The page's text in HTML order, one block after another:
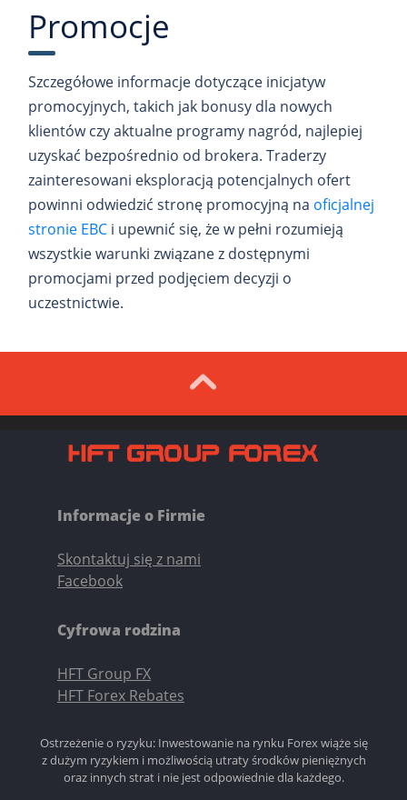
Promocje
Szczegółowe informacje dotyczące inicjatyw
promocyjnych, takich jak bonusy dla nowych
klientów czy aktualne programy nagród, najlepiej
uzyskać bezpośrednio od brokera. Traderzy
zainteresowani eksploracją potencjalnych ofert
powinni odwiedzić stronę promocyjną na oficjalnej
stronie EBC i upewnić się, że w pełni rozumieją
wszystkie warunki związane z dostępnymi
promocjami przed podjęciem decyzji o
uczestnictwie.
Informacje o Firmie
Skontaktuj się z nami
Facebook
Cyfrowa rodzina
HFT Group FX
HFT Forex Rebates
Ostrzeżenie o ryzyku: Inwestowanie na rynku Forex wiąże się
z dużym ryzykiem i możliwością utraty środków pieniężnych
oraz innych strat i nie jest odpowiednie dla każdego.